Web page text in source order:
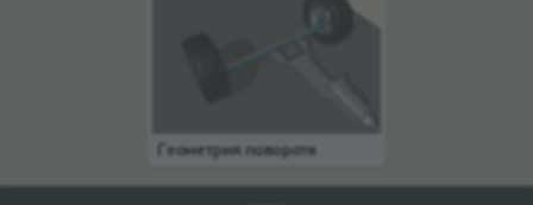
Геометрия поворота